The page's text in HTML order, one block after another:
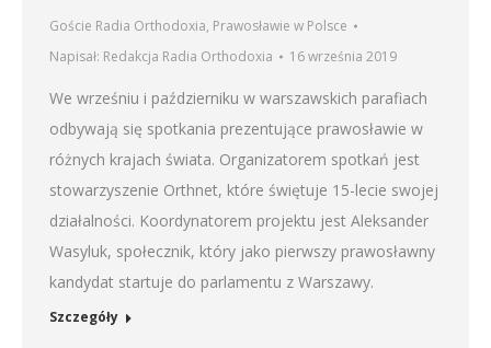
Goście Radia Orthodoxia, Prawosławie w Polsce
Napisał: Redakcja Radia Orthodoxia 16 września 2019
We wrześniu i październiku w warszawskich parafiach
odbywają się spotkania prezentujące prawosławie w
różnych krajach świata. Organizatorem spotkań jest
stowarzyszenie Orthnet, które świętuje 15-lecie swojej
działalności. Koordynatorem projektu jest Aleksander
Wasyluk, społecznik, który jako pierwszy prawosławny
kandydat startuje do parlamentu z Warszawy.
Szczegóły